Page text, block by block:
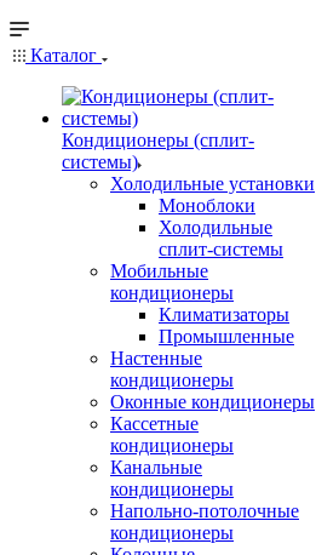
Каталог
Кондиционеры (сплит-
системы)
Холодильные установки
Моноблоки
Холодильные
сплит-системы
Мобильные
кондиционеры
Климатизаторы
Промышленные
Настенные
кондиционеры
Оконные кондиционеры
Кассетные
кондиционеры
Канальные
кондиционеры
Напольно-потолочные
кондиционеры